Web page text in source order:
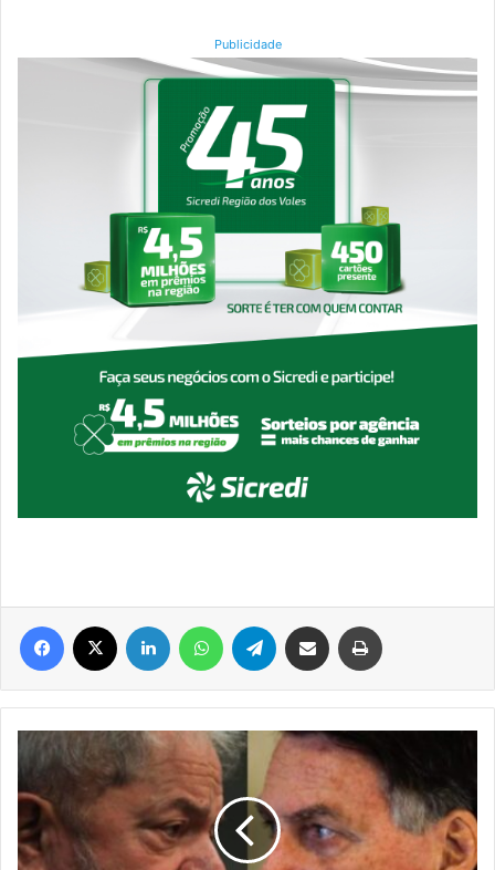
Publicidade
Facebook Linkedin WhatsAppTelegram Compartilhar via e-mail
PoderData
divulga
pesquisa
eleitoral
para